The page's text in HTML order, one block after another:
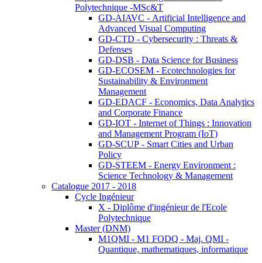
Polytechnique -MSc&T
GD-AIAVC - Artificial Intelligence and
Advanced Visual Computing
GD-CTD - Cybersecurity : Threats &
Defenses
GD-DSB - Data Science for Business
GD-ECOSEM - Ecotechnologies for
Sustainability & Environment
Management
GD-EDACF - Economics, Data Analytics
and Corporate Finance
GD-IOT - Internet of Things : Innovation
and Management Program (IoT)
GD-SCUP - Smart Cities and Urban
Policy
GD-STEEM - Energy Environment :
Science Technology & Management
Catalogue 2017 - 2018
Cycle Ingénieur
X - Diplôme d'ingénieur de l'Ecole
Polytechnique
Master (DNM)
M1QMI - M1 FODQ - Maj. QMI -
Quantique, mathematiques, informatique